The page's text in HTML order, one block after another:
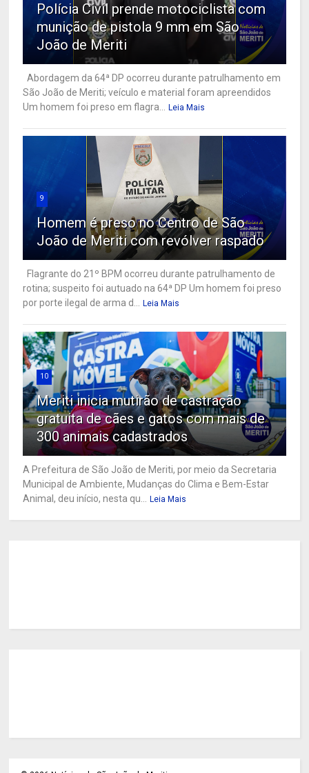
Polícia Civil prende motociclista com
munição de pistola 9 mm em São
João de Meriti
Abordagem da 64ª DP ocorreu durante patrulhamento em
São João de Meriti; veículo e material foram apreendidos
Um homem foi preso em flagra... Leia Mais
9
Homem é preso no Centro de São
João de Meriti com revólver raspado
Flagrante do 21º BPM ocorreu durante patrulhamento de
rotina; suspeito foi autuado na 64ª DP Um homem foi preso
por porte ilegal de arma d... Leia Mais
10
Meriti inicia mutirão de castração
gratuita de cães e gatos com mais de
300 animais cadastrados
A Prefeitura de São João de Meriti, por meio da Secretaria
Municipal de Ambiente, Mudanças do Clima e Bem-Estar
Animal, deu início, nesta qu... Leia Mais